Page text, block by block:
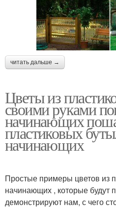
читать дальше →
Цветы из
своими руками
начинающих
пластиковых
начинающих
Простые примеры цветов из
начинающих , которые будут
демонстрируют нам, с чего